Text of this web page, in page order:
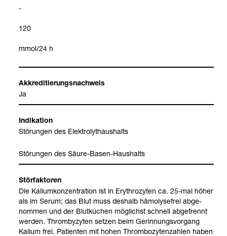
-
120
mmol/24 h
Akkre­di­tie­rungs­nach­weis
Ja
Indi­ka­tion
Stö­run­gen des Elek­tro­ly­thaus­halts
Stö­run­gen des Säure-​Basen-​Haus­halts
Stör­fak­to­ren
Die Kali­um­kon­zen­tra­tion ist in Ery­thro­zy­ten ca. 25-​mal höher
als im Serum; das Blut muss des­halb hämo­ly­se­frei abge­
nom­men und der Blut­ku­chen mög­lichst schnell abge­trennt
wer­den. Throm­by­zy­ten set­zen beim Gerin­nungs­vor­gang
Kalium frei. Pati­en­ten mit hohen Throm­bo­zy­ten­zah­len haben